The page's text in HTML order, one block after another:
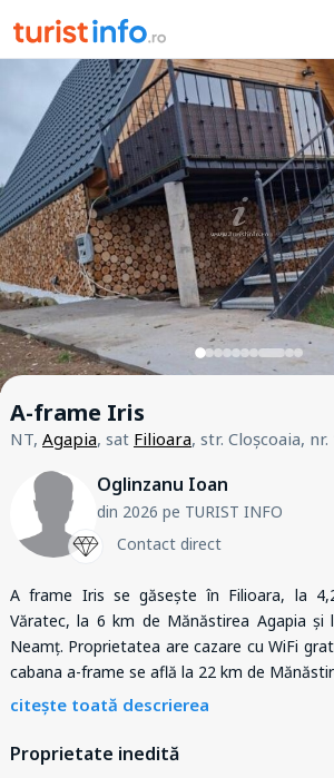
A-frame Iris
NT, Agapia, sat Filioara, str. Cloșcoaia, nr.
Oglinzanu Ioan
din 2026 pe TURIST INFO
Contact direct
A frame Iris se găsește în Filioara, la
Văratec, la 6 km de Mănăstirea Agapia
Neamț. Proprietatea are cazare cu WiFi
cabana a-frame se află la 22 km de
citește toată descrierea
Proprietate inedită